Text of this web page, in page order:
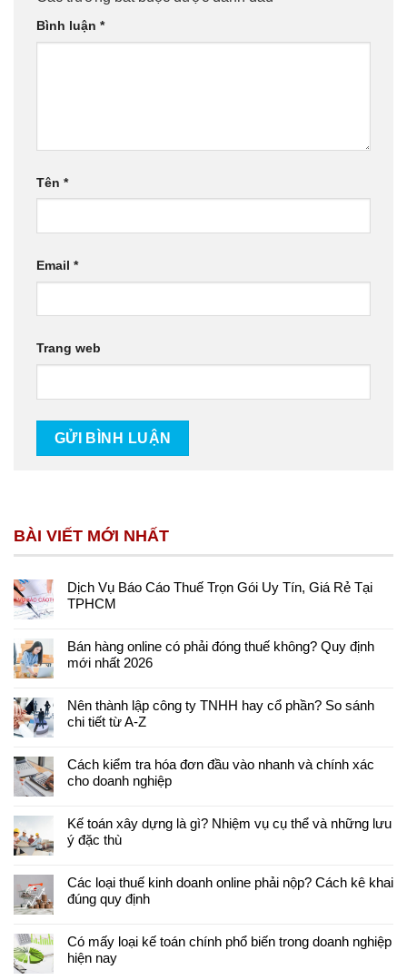
Bình luận *
Tên *
Email *
Trang web
BÀI VIẾT MỚI NHẤT
Dịch Vụ Báo Cáo Thuế Trọn Gói Uy Tín, Giá Rẻ Tại
TPHCM
Bán hàng online có phải đóng thuế không? Quy định
mới nhất 2026
Nên thành lập công ty TNHH hay cổ phần? So sánh
chi tiết từ A-Z
Cách kiểm tra hóa đơn đầu vào nhanh và chính xác
cho doanh nghiệp
Kế toán xây dựng là gì? Nhiệm vụ cụ thể và những lưu
ý đặc thù
Các loại thuế kinh doanh online phải nộp? Cách kê khai
đúng quy định
Có mấy loại kế toán chính phổ biến trong doanh nghiệp
hiện nay